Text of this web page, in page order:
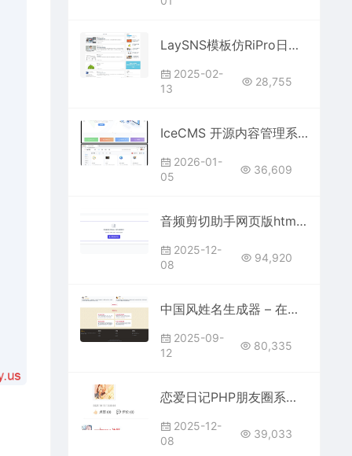
LaySNS模板仿RiPro日主题素材源码资源下载响应式CMS模板
2025-02-
13
28,755
IceCMS 开源内容管理系统 实现类似MacWK资源站功能 支持网页端移动端小程序
2026-01-
05
36,609
音频剪切助手网页版html源码
2025-12-
08
94,920
中国风姓名生成器 – 在线单页HTML姓名灵感工具
2025-09-
12
80,335
恋爱日记PHP朋友圈系统源码带搭建教程
2025-12-
08
39,033